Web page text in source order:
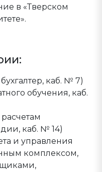
в «Тверском
каб. № 7)
обучения, каб.
каб. № 14)
и управления
комплексом,